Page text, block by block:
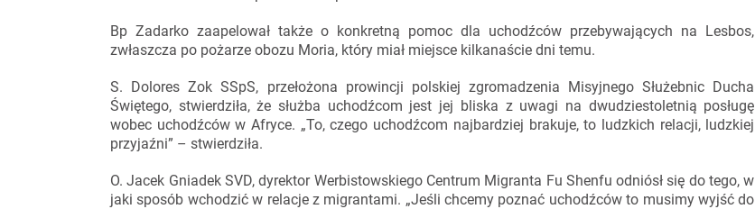
Bp Zadarko zaapelował także o konkretną pomoc dla uchodźców przebywających na Lesbos,
zwłaszcza po pożarze obozu Moria, który miał miejsce kilkanaście dni temu.
S. Dolores Zok SSpS, przełożona prowincji polskiej zgromadzenia Misyjnego Służebnic Ducha
Świętego, stwierdziła, że służba uchodźcom jest jej bliska z uwagi na dwudziestoletnią posługę
wobec uchodźców w Afryce. „To, czego uchodźcom najbardziej brakuje, to ludzkich relacji, ludzkiej
przyjaźni” – stwierdziła.
O. Jacek Gniadek SVD, dyrektor Werbistowskiego Centrum Migranta Fu Shenfu odniósł się do tego, w
jaki sposób wchodzić w relacje z migrantami. „Jeśli chcemy poznać uchodźców to musimy wyjść do